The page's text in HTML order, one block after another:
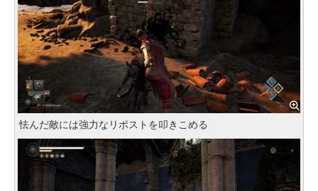
怯んだ敵には強力なリポストを叩きこめる